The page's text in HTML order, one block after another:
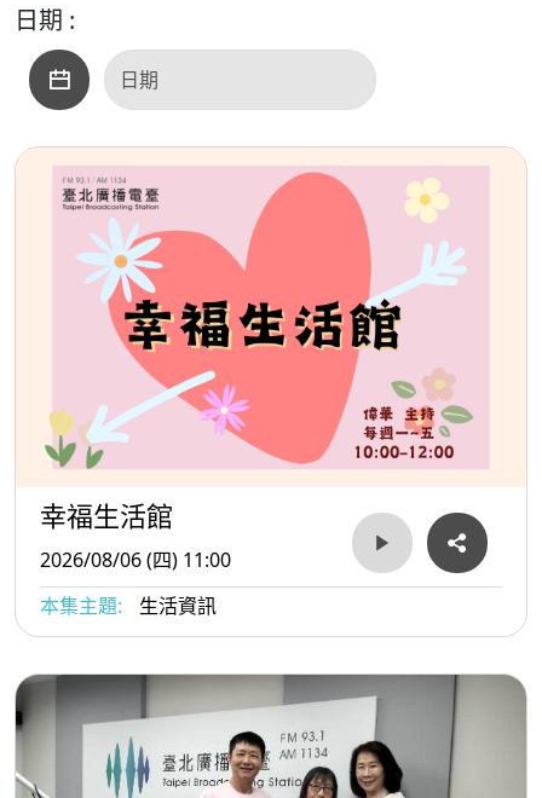
播出時間：114年9月12早上10:30
日期 :
幸福生活館
2026/08/06 (四) 11:00
本集主題:
生活資訊